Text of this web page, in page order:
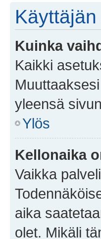
Kuinka
Kaikki
yleensä
Ylös
Kellonaika
Vaikka
aika
olet. Mikäli